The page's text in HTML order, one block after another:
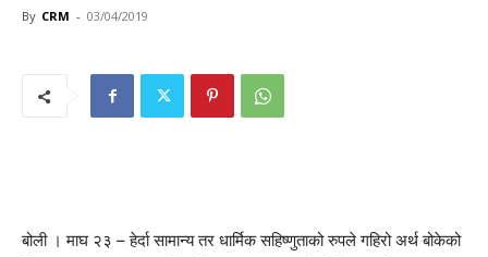
By CRM - 03/04/2019
बोली । माघ २३ – हेर्दा सामान्य तर धार्मिक सहिष्णुताको रुपले गहिरो अर्थ बोकेको